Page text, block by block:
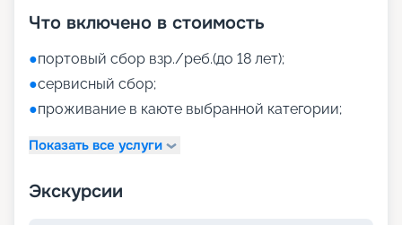
Что включено в стоимость
●портовый сбор взр./реб.(до 18 лет);
●сервисный сбор;
●проживание в каюте выбранной категории;
Показать все услуги
Экскурсии